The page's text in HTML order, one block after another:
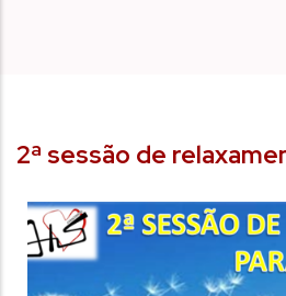
2ª sessão de